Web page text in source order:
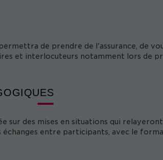
de prendre de l'assurance, de
et interlocuteurs notamment lors de
sur des mises en situations qui
échanges entre participants, avec le